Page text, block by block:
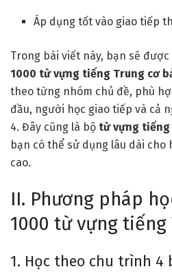
Áp dụng tốt vào giao tiếp
Trong bài viết này, bạn sẽ
1000 từ vựng tiếng Trung cơ
theo từng nhóm chủ đề, phù
đầu, người học giao tiếp và cả
4. Đây cũng là bộ từ vựng
bạn có thể sử dụng lâu dài
cao.
II. Phương pháp
1000 từ vựng tiếng
1. Học theo chu trình 4